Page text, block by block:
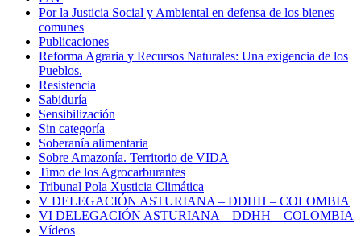
Por la Justicia Social y Ambiental en defensa de los bienes
comunes
Publicaciones
Reforma Agraria y Recursos Naturales: Una exigencia de los
Pueblos.
Resistencia
Sabiduría
Sensibilización
Sin categoría
Soberanía alimentaria
Sobre Amazonía. Territorio de VIDA
Timo de los Agrocarburantes
Tribunal Pola Xusticia Climática
V DELEGACIÓN ASTURIANA – DDHH – COLOMBIA
VI DELEGACIÓN ASTURIANA – DDHH – COLOMBIA
Vídeos